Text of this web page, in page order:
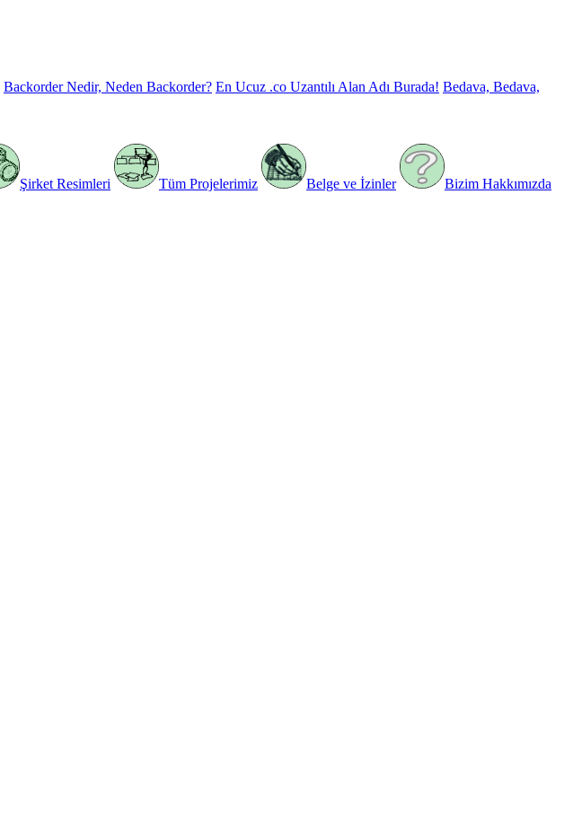
Backorder Nedir, Neden Backorder? En Ucuz .co Uzantılı Alan Adı Burada! Bedava, Bedava,
Şirket Resimleri Tüm Projelerimiz Belge ve İzinler Bizim Hakkımızda